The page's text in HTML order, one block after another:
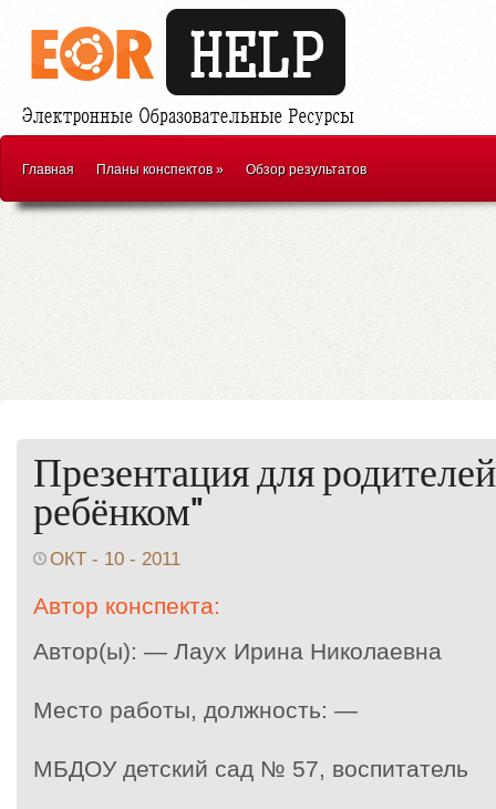
Главная Планы конспектов» Обзор результатов
Презентация для
ребёнком"
ОКТ - 10 - 2011
Автор конспекта:
Автор(ы): — Лаух Ирина Николаевна
Место работы, должность: —
МБДОУ детский сад № 57, воспитатель